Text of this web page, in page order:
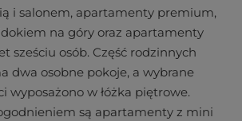
i salonem, apartamenty premium,
na góry oraz apartamenty
sześciu osób. Część rodzinnych
dwa osobne pokoje, a wybrane
wyposażono w łóżka piętrowe.
są apartamenty z mini